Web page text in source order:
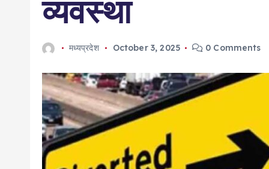
व्यवस्था
मध्यप्रदेश October 3, 2025 0 Comments